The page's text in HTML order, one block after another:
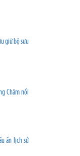
giữ bộ sưu
Chăm nổi
ấn lịch sử